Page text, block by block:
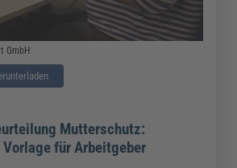
GmbH
Mutterschutz:
für Arbeitgeber